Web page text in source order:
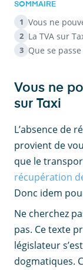
SOMMAIRE
1 Vous ne
2 La TVA sur
3 Que se
Vous ne
sur Taxi
L’absence de
provient de
que le
récupération
Donc idem
Ne cherchez
pas. Ce texte
législateur
dogmatiques.